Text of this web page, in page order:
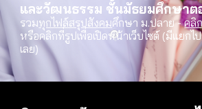
และวัฒนธรรม ชั้นมัธยมศึกษาต
รวมทุกไฟล์สรุปสังคมศึกษา ม.ปลาย -คลิ
หรือคลิกที่รูปเพื่อเปิดหน้าเว็บไซต์ (มีแยกไ
เลย)